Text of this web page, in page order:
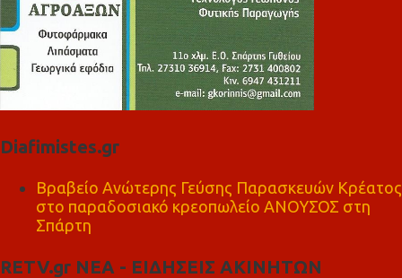
Diafimistes.gr
Βραβείο Ανώτερης Γεύσης Παρασκευών Κρέατος
στο παραδοσιακό κρεοπωλείο ΑΝΟΥΣΟΣ στη
Σπάρτη
RETV.gr ΝΕΑ - ΕΙΔΗΣΕΙΣ ΑΚΙΝΗΤΩΝ